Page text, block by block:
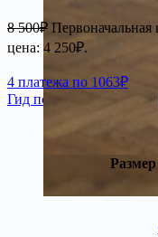
8 500₽ Первоначальная
цена: 4 250₽.
4 платежа по 1063₽
Гид по размерам
Размер